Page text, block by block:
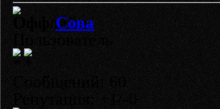
Сова
Пользователь
Сообщений: 60
Репутация: +1/-0